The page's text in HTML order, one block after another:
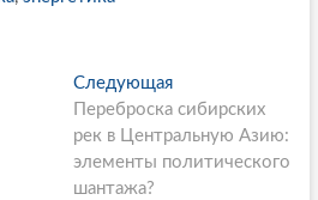
Следующая
л
е
д
Переброска сибирских
рек в Центральную Азию:
элементы политического
шантажа?